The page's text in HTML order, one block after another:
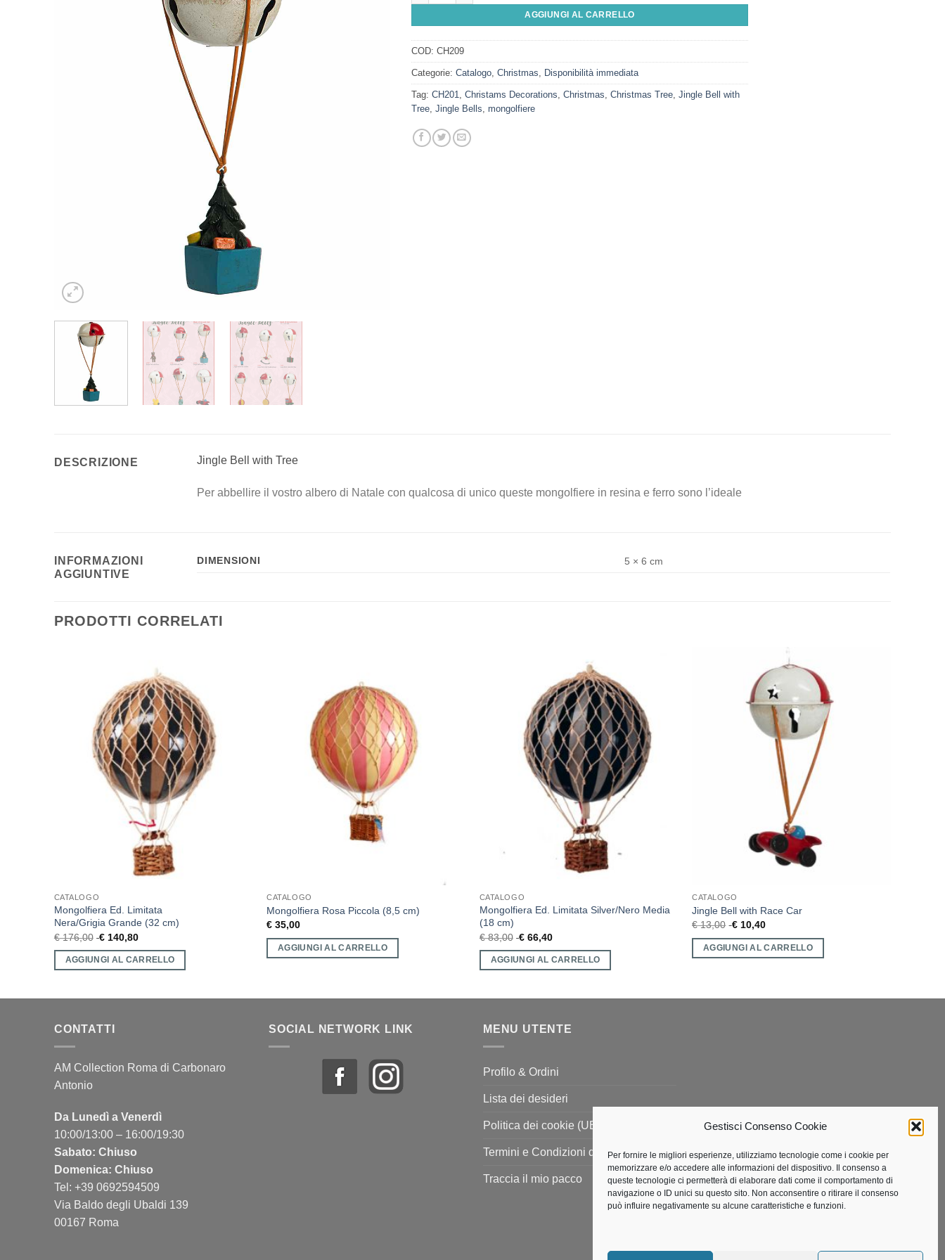
Gestisci Consenso Cookie
Per fornire le migliori esperienze, utilizziamo tecnologie come i cookie per
memorizzare e/o accedere alle informazioni del dispositivo. Il consenso a
queste tecnologie ci permetterà di elaborare dati come il comportamento di
navigazione o ID unici su questo sito. Non acconsentire o ritirare il consenso
può influire negativamente su alcune caratteristiche e funzioni.
AGGIUNGI AL CARRELLO
COD:CH209
Categorie:Catalogo,Christmas, Disponibilità immediata
Tag:CH201,Christams Decorations,Christmas,Christmas Tree,Jingle Bell with
Tree,Jingle Bells,mongolfiere
DESCRIZIONE Jingle Bell with Tree
Per abbellire il vostro albero di Natale con qualcosa di unico queste mongolfiere in resina e ferro sono l’ideale
INFORMAZIONI
AGGIUNTIVE
DIMENSIONI 5 × 6 cm
PRODOTTI CORRELATI
CATALOGO
Mongolfiera Ed. Limitata
Nera/Grigia Grande (32 cm)
€176,00 € 140,80
AGGIUNGI AL CARRELLO
CATALOGO
Mongolfiera Rosa Piccola (8,5 cm)
€ 35,00
AGGIUNGI AL CARRELLO
CATALOGO
Mongolfiera Ed. Limitata Silver/Nero Media
(18 cm)
€83,00 € 66,40
AGGIUNGI AL CARRELLO
CATALOGO
Jingle Bell with Race Car
€13,00 €10,40
AGGIUNGI AL CARRELLO
CONTATTI
AM Collection Roma di Carbonaro
Antonio
Da Lunedì a Venerdì
10:00/13:00 – 16:00/19:30
Sabato: Chiuso
Domenica: Chiuso
Tel: +39 0692594509
Via Baldo degli Ubaldi 139
00167 Roma
SOCIAL NETWORK LINK MENU UTENTE
Profilo & Ordini
Lista dei desideri
Politica dei cookie (UE)
Termini e Condizioni di vendita
Traccia il mio pacco